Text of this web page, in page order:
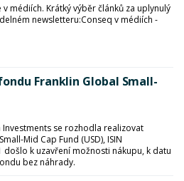
médiích. Krátký výběr článků za uplynulý
newsletteru:Conseq v médiích -
Franklin Global Small-
se rozhodla realizovat
Mid Cap Fund (USD), ISIN
došlo k uzavření možnosti nákupu, k datu
bez náhrady.